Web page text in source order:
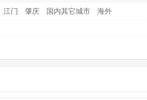
江门 肇庆 国内其它城市 海外